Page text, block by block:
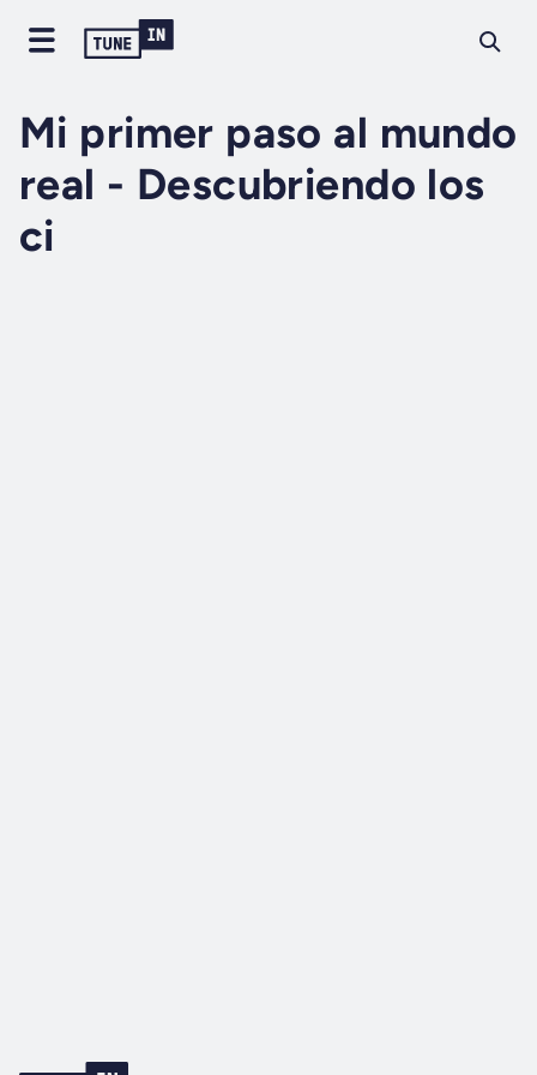
Mi primer paso al mundo
real - Descubriendo los
ci